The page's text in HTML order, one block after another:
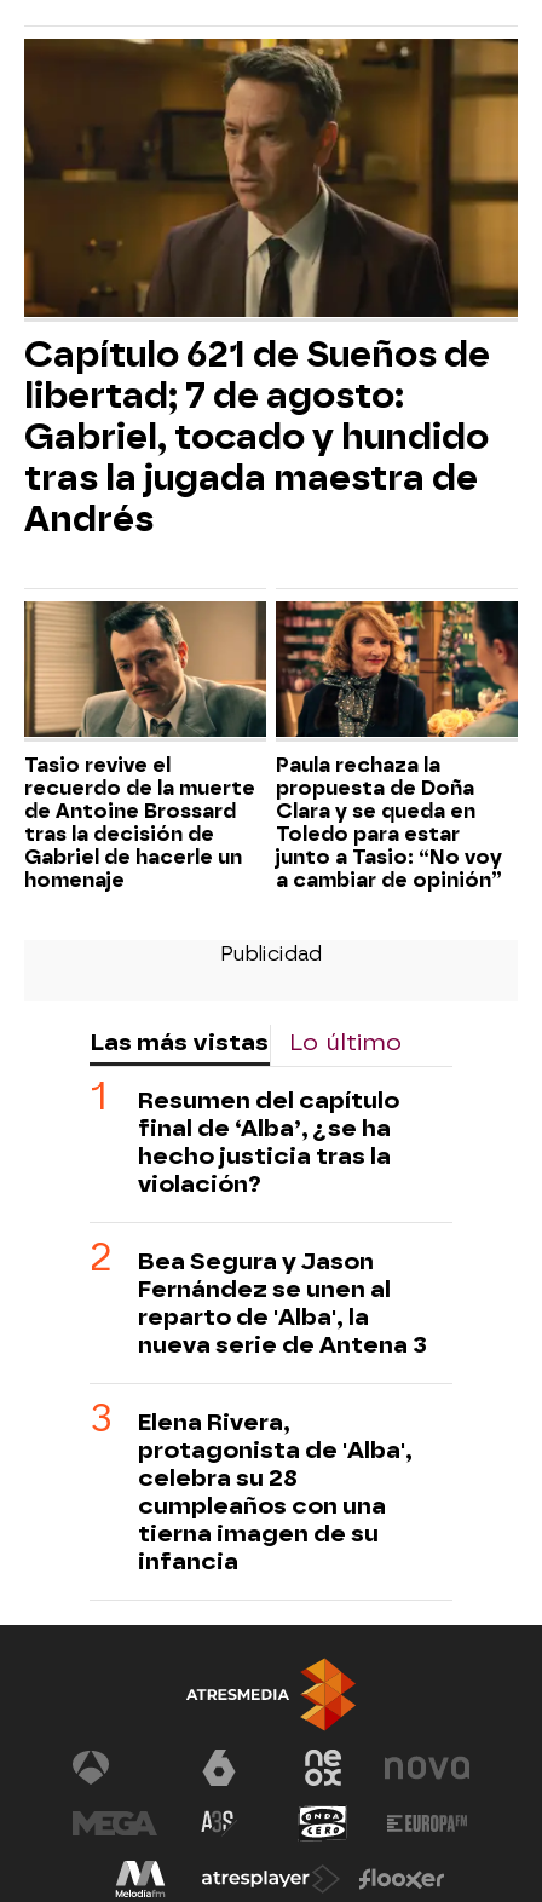
Capítulo 621 de Sueños de
libertad; 7 de agosto:
Gabriel, tocado y hundido
tras la jugada maestra de
Andrés
Tasio revive el
recuerdo de la muerte
de Antoine Brossard
tras la decisión de
Gabriel de hacerle un
homenaje
Paula rechaza la
propuesta de Doña
Clara y se queda en
Toledo para estar
junto a Tasio: “No voy
a cambiar de opinión”
Las más vistas Lo último
Resumen del capítulo
final de ‘Alba’, ¿se ha
hecho justicia tras la
violación?
Bea Segura y Jason
Fernández se unen al
reparto de 'Alba', la
nueva serie de Antena 3
Elena Rivera,
protagonista de 'Alba',
celebra su 28
cumpleaños con una
tierna imagen de su
infancia